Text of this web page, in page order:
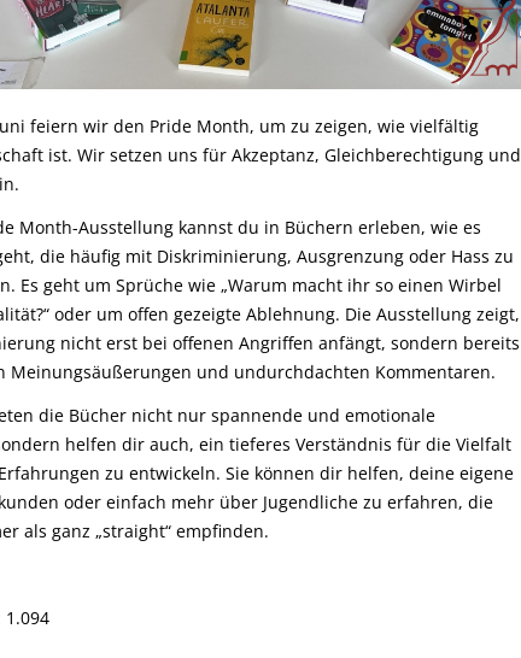
feiern wir den Pride Month, um zu zeigen, wie vielfältig
ist. Wir setzen uns für Akzeptanz, Gleichberechtigung und
Month-Ausstellung kannst du in Büchern erleben, wie es
die häufig mit Diskriminierung, Ausgrenzung oder Hass zu
Es geht um Sprüche wie „Warum macht ihr so einen Wirbel
oder um offen gezeigte Ablehnung. Die Ausstellung zeigt,
nicht erst bei offenen Angriffen anfängt, sondern bereits
Meinungsäußerungen und undurchdachten Kommentaren.
die Bücher nicht nur spannende und emotionale
helfen dir auch, ein tieferes Verständnis für die Vielfalt
zu entwickeln. Sie können dir helfen, deine eigene
oder einfach mehr über Jugendliche zu erfahren, die
als ganz „straight“ empfinden.
1.094